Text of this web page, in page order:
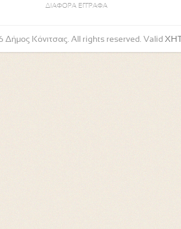
ΔΙΑΦΟΡΑ ΕΓΓΡΑΦΑ
Κόνιτσας. All rights reserved. Valid